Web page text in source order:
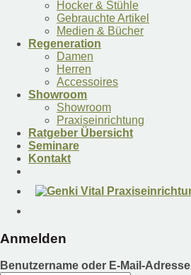
Hocker & Stühle
Gebrauchte Artikel
Medien & Bücher
Regeneration
Damen
Herren
Accessoires
Showroom
Showroom
Praxiseinrichtung
Ratgeber Übersicht
Seminare
Kontakt
Anmelden
Benutzername oder E-Mail-Adresse